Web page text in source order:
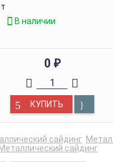
В наличии
0 ₽
КУПИТЬ
сайдинг
сайдинг